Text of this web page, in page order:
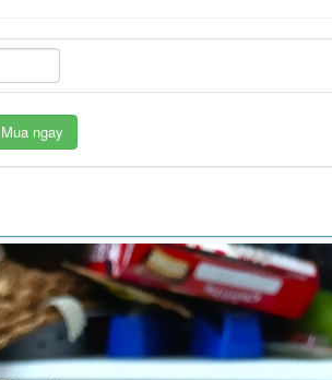
Mua ngay